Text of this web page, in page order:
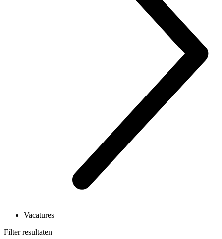
Vacatures
Filter resultaten